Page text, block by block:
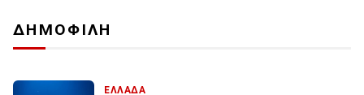
ΔΗΜΟΦΙΛΗ
ΕΛΛΑΔΑ